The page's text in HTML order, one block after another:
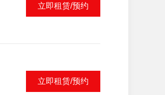
立即租赁/预约
立即租赁/预约